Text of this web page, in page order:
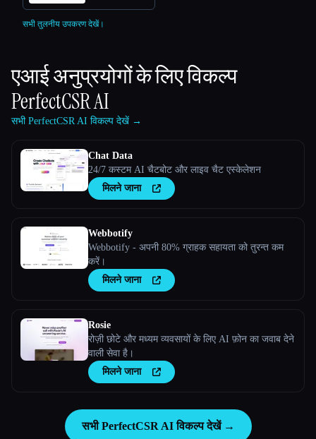
सभी तुलनीय उपकरण देखें।
एआई अनुप्रयोगों के लिए विकल्प
PerfectCSR AI
सभी PerfectCSR AI विकल्प देखें →
Chat Data
24/7 कस्टम AI चैटबोट और लाइव चैट एस्केलेशन
मिलने जाना
Webbotify
Webbotify - अपनी 80% ग्राहक सहायता को तुरन्त कम
करें।
मिलने जाना
Rosie
रोज़ी छोटे और मध्यम व्यवसायों के लिए AI फ़ोन का जवाब देने
वाली सेवा है।
मिलने जाना
सभी PerfectCSR AI विकल्प देखें →